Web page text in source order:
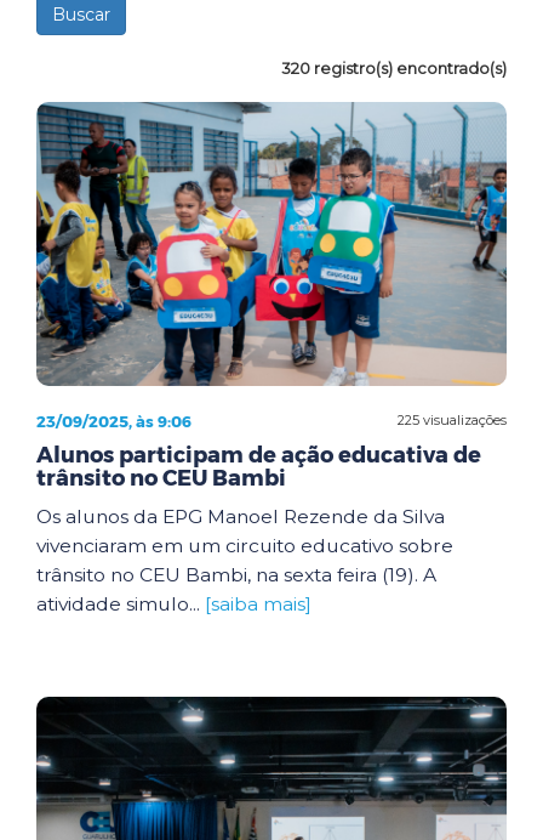
320 registro(s) encontrado(s)
225 visualizações
23/09/2025, às 9:06
Alunos participam de ação educativa de
trânsito no CEU Bambi
Os alunos da EPG Manoel Rezende da Silva
vivenciaram em um circuito educativo sobre
trânsito no CEU Bambi, na sexta feira (19). A
atividade simulo... [saiba mais]